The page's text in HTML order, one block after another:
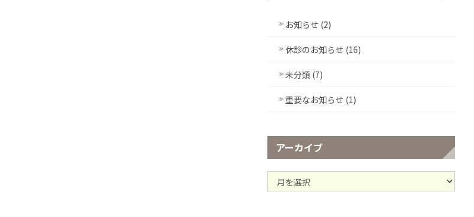
お知らせ (2)
休診のお知らせ (16)
未分類 (7)
重要なお知らせ (1)
アーカイブ
ー